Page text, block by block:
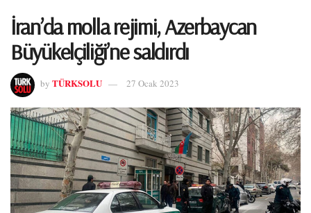
İran’da molla rejimi, Azerbaycan
Büyükelçiliği’ne saldırdı
by TÜRKSOLU 27 Ocak 2023